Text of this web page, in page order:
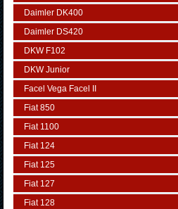
Daimler DK400
Daimler DS420
DKW F102
DKW Junior
Facel Vega Facel II
Fiat 850
Fiat 1100
Fiat 124
Fiat 125
Fiat 127
Fiat 128